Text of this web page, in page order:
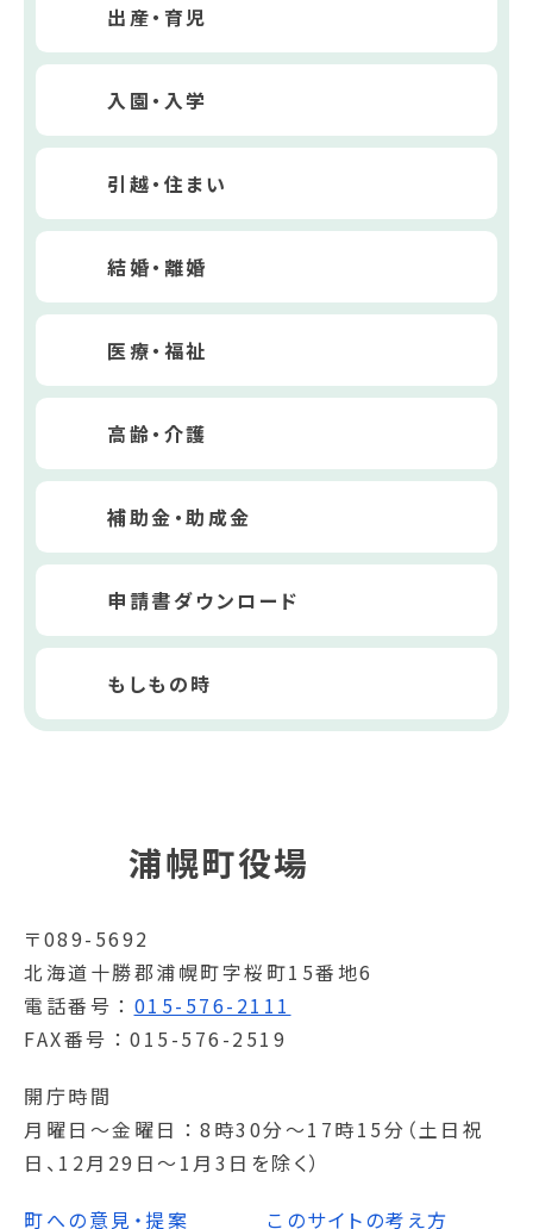
出産・育児
入園・入学
引越・住まい
結婚・離婚
医療・福祉
高齢・介護
補助金・助成金
申請書ダウンロード
もしもの時
浦幌町役場
〒089-5692
北海道十勝郡浦幌町字桜町15番地6
電話番号
015-576-2111
FAX番号
015-576-2519
開庁時間
月曜日～金曜日
8時30分～17時15分（土日祝
日、12月29日～1月3日を除く）
町への意見・提案
このサイトの考え方